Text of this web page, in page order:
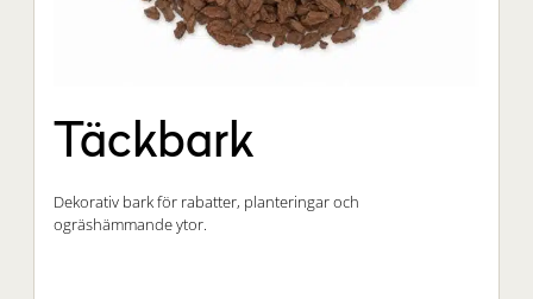
Täckbark
Dekorativ bark för rabatter, planteringar och
ogräshämmande ytor.